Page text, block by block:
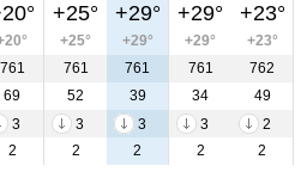
+25° +29° +29° +23°
+25° +29° +29°
+23°
761 761 761 761
762
69 52 39 34
49
3 3 3 3
2
2 2 2 2 2